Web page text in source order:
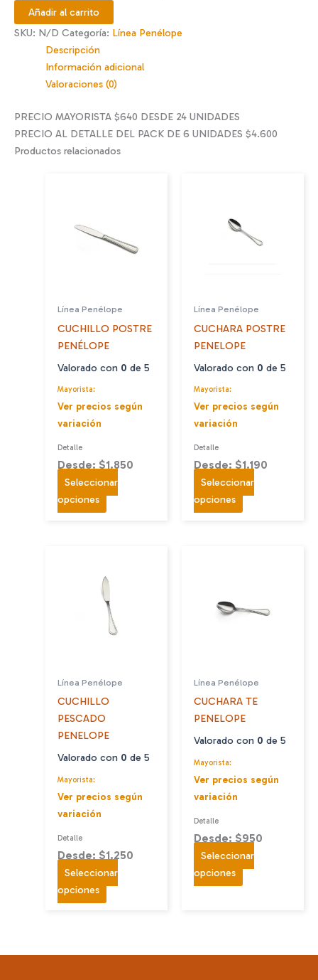
PENELOPE
cantidad
Añadir al carrito
SKU: N/D Categoría: Línea Penélope
Descripción
Información adicional
Valoraciones (0)
PRECIO MAYORISTA $640 DESDE 24 UNIDADES
PRECIO AL DETALLE DEL PACK DE 6 UNIDADES $4.600
Productos relacionados
Línea Penélope
CUCHILLO POSTRE
PENÉLOPE
Valorado con 0 de 5
Mayorista:
Ver precios según
variación
Detalle
Desde: $1.850
Seleccionar
opciones Este
producto
Las
opciones
se
pueden
la
página
producto
Línea Penélope
CUCHARA POSTRE
PENELOPE
Valorado con 0 de 5
Mayorista:
Ver precios según
variación
Detalle
Desde: $1.190
Seleccionar
opciones Este
producto
la
página
de
producto
Línea Penélope
CUCHILLO
PESCADO
PENELOPE
Valorado con 0 de 5
Mayorista:
Ver precios según
variación
Detalle
Desde: $1.250
Seleccionar
opciones Este
producto
variantes.
Línea Penélope
CUCHARA TE
PENELOPE
Valorado con 0 de 5
Mayorista:
Ver precios según
variación
Detalle
Desde: $950
Seleccionar
opciones Este
producto
Las